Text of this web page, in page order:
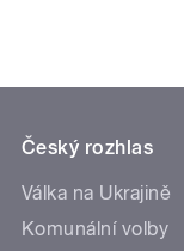
Český rozhlas
Válka na Ukrajině
Komunální volby